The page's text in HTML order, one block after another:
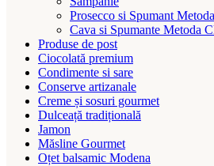
Prosecco si Spumant
Cava si Spumante Metoda
Produse de post
Ciocolată premium
Condimente si sare
Conserve artizanale
Creme și sosuri gourmet
Dulceață tradițională
Jamon
Măsline Gourmet
Oțet balsamic Modena